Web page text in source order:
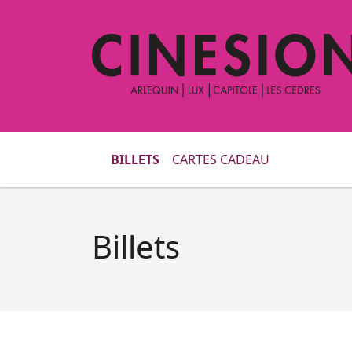
BILLETS CARTES CADEAU
Billets